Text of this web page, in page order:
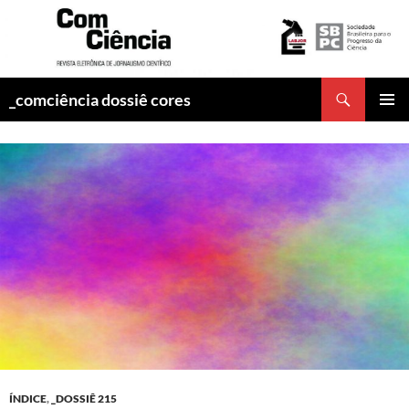
_comciência dossiê cores
CONTEÚDO
ÍNDICE, _DOSSIÊ 215